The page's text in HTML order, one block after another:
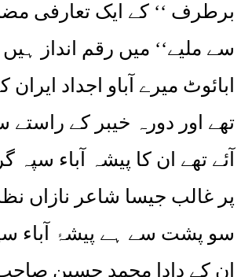
برطرف ‘‘ کے ایک تعارفی
سے ملیے‘‘ میں رقم انداز
ابائوٹ میرے آباو اجداد ایران
تھے اور دورہ خیبر کے
آئے تھے ان کا پیشہ آباء
پر غالب جیسا شاعر نازاں
سو پشت سے ہے پیشۂ آباء
ان کے دادا محمد حسین